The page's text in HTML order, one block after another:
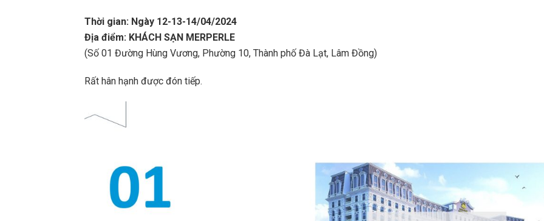
Thời gian: Ngày 12-13-14/04/2024
Địa điểm: KHÁCH SẠN MERPERLE
(Số 01 Đường Hùng Vương, Phường 10, Thành phố Đà Lạt, Lâm Đồng)
Rất hân hạnh được đón tiếp.